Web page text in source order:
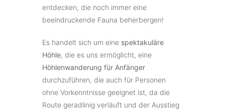
entdecken, die noch immer eine
beeindruckende Fauna beherbergen!
Es handelt sich um eine spektakuläre
Höhle, die es uns ermöglicht, eine
Höhlenwanderung für Anfänger
durchzuführen, die auch für Personen
ohne Vorkenntnisse geeignet ist, da die
Route geradlinig verläuft und der Ausstieg